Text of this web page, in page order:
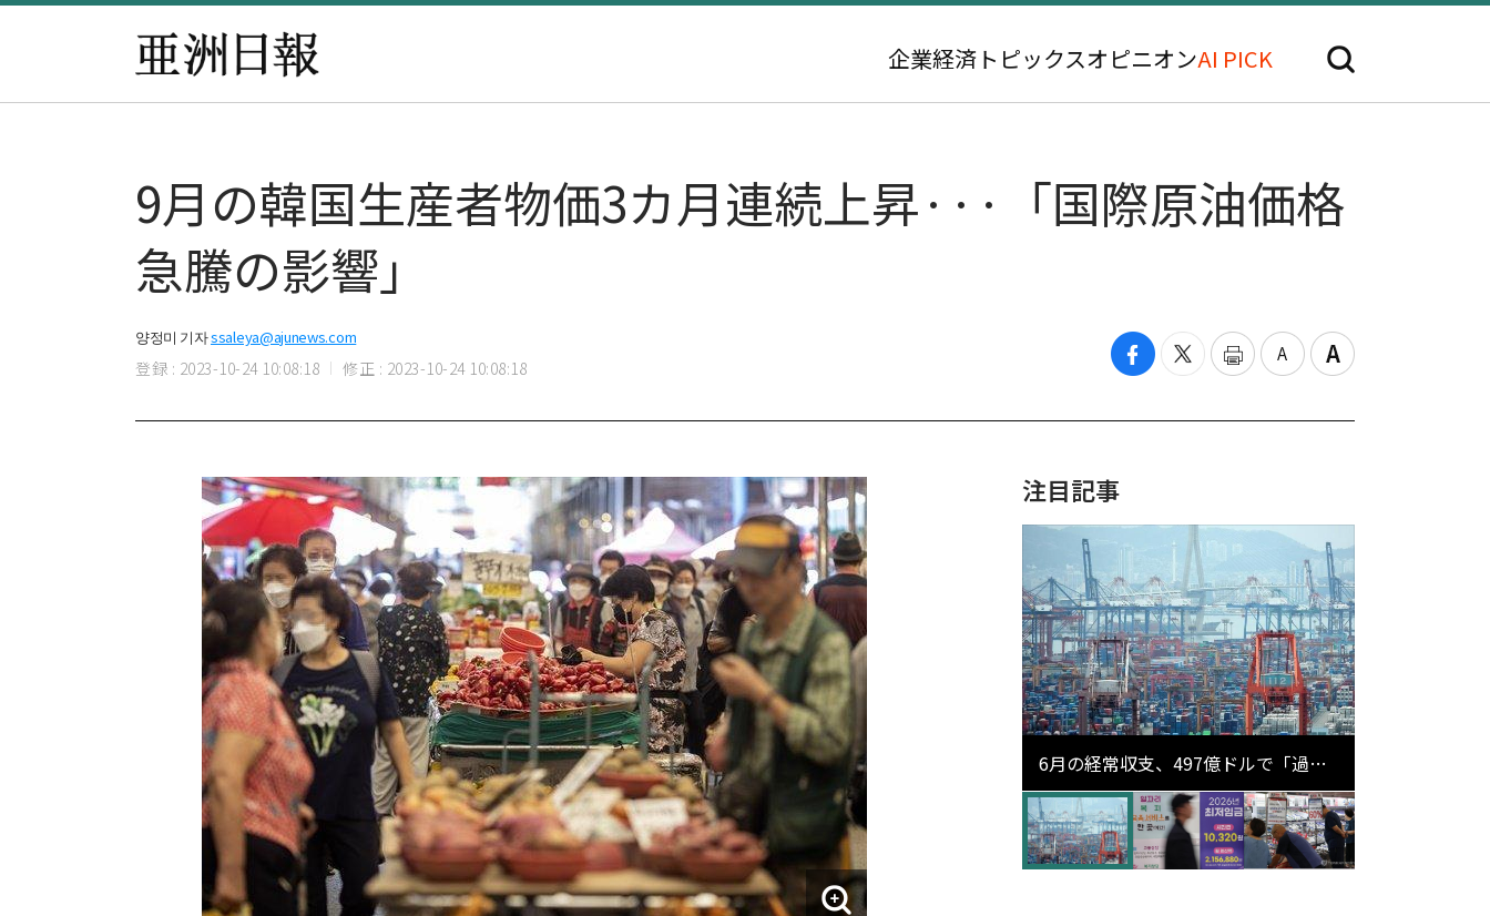
企業経済 トピックスオピニオンAI PICK
9月の韓国生産者物価3カ月連続上昇···「国際原油価格
急騰の影響」
양정미 기자ssaleya@ajunews.com
登録 : 2023-10-24 10:08:18 修正 : 2023-10-24 10:08:18
注目記事
6月の経常収支、497億ドルで「過去
最大」…輸出が初の1000億ドル突破